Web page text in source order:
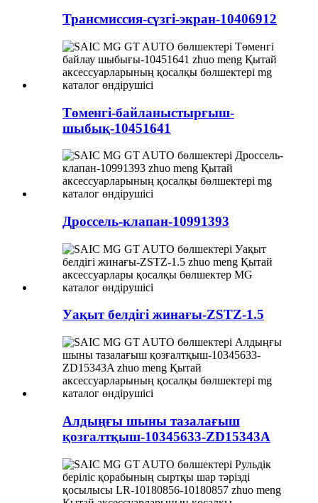
Трансмиссия-сүзгі-экран-10406912
Төменгі-байланыстырғыш-
шыбық-10451641
Дроссель-клапан-10991393
Уақыт белдігі жинағы-ZSTZ-1.5
Алдыңғы шыны тазалағыш
қозғалтқыш-10345633-ZD15343A